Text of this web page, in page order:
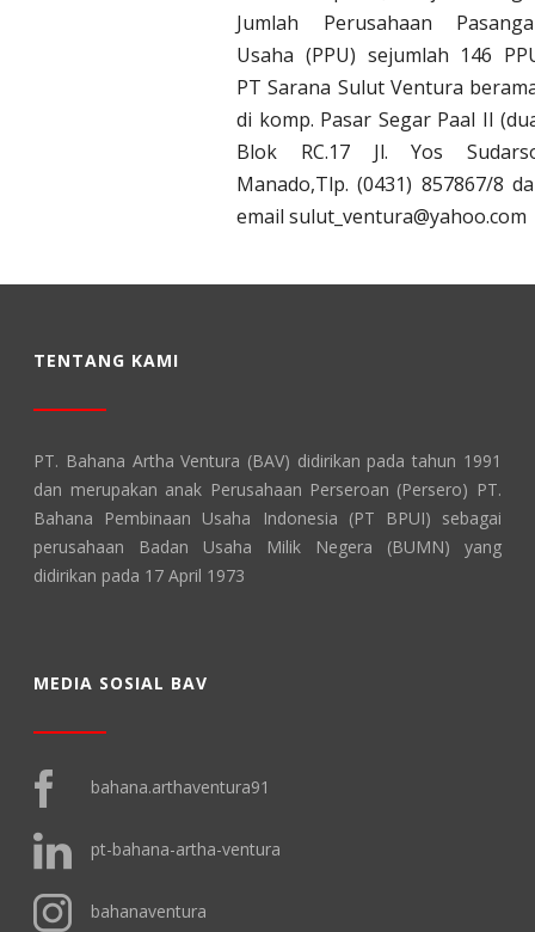
Jumlah Perusahaan
Usaha (PPU) sejumlah 146
PT Sarana Sulut Ventura
di komp. Pasar Segar Paal II
Blok RC.17 Jl. Yos
Manado,Tlp. (0431) 857867/8
email sulut_ventura@yahoo.com
TENTANG KAMI
PT. Bahana Artha Ventura (BAV) didirikan pada tahun 1991
dan merupakan anak Perusahaan Perseroan (Persero) PT.
Bahana Pembinaan Usaha Indonesia (PT BPUI) sebagai
perusahaan Badan Usaha Milik Negera (BUMN) yang
didirikan pada 17 April 1973
MEDIA SOSIAL BAV
bahana.arthaventura91
pt-bahana-artha-ventura
bahanaventura